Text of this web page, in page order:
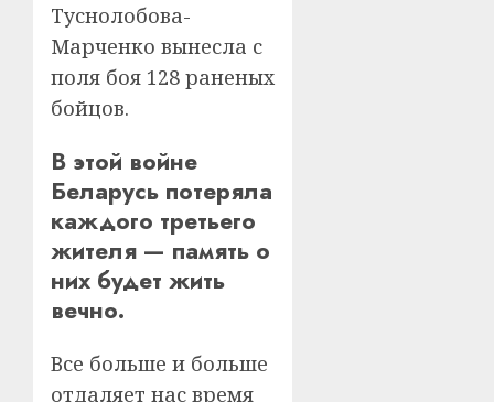
Туснолобова-
Марченко вынесла с
поля боя 128 раненых
бойцов.
В этой войне
Беларусь потеряла
каждого третьего
жителя — память о
них будет жить
вечно.
Все больше и больше
отдаляет нас время